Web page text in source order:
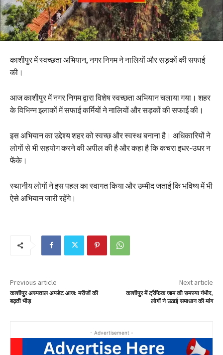
काशीपुर में स्वच्छता अभियान, नगर निगम ने नालियों और सड़कों की सफाई
की।
आज काशीपुर में नगर निगम द्वारा विशेष स्वच्छता अभियान चलाया गया। शहर
के विभिन्न इलाकों में सफाई कर्मियों ने नालियों और सड़कों की सफाई की।
इस अभियान का उद्देश्य शहर को स्वच्छ और स्वस्थ बनाना है। अधिकारियों ने
लोगों से भी सहयोग करने की अपील की है और कहा है कि कचरा इधर-उधर न
फेंके।
स्थानीय लोगों ने इस पहल का स्वागत किया और उम्मीद जताई कि भविष्य में भी
ऐसे अभियान जारी रहेंगे।
Previous article
काशीपुर अस्पताल अपडेट आज: मरीजों की
बढ़ती भीड़
Next article
काशीपुर में ट्रैफिक जाम की समस्या गंभीर,
लोगों ने उठाई समाधान की मांग
- Advertisement -